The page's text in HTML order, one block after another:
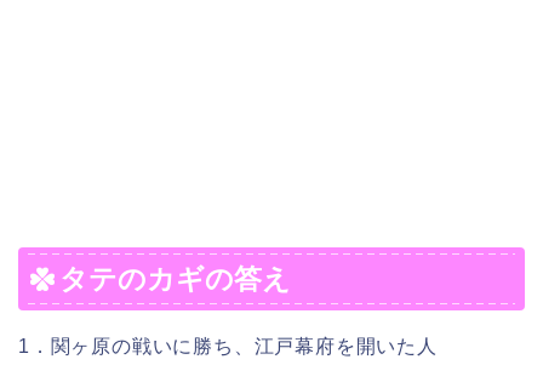
タテのカギの答え
1．関ヶ原の戦いに勝ち、江戸幕府を開いた人